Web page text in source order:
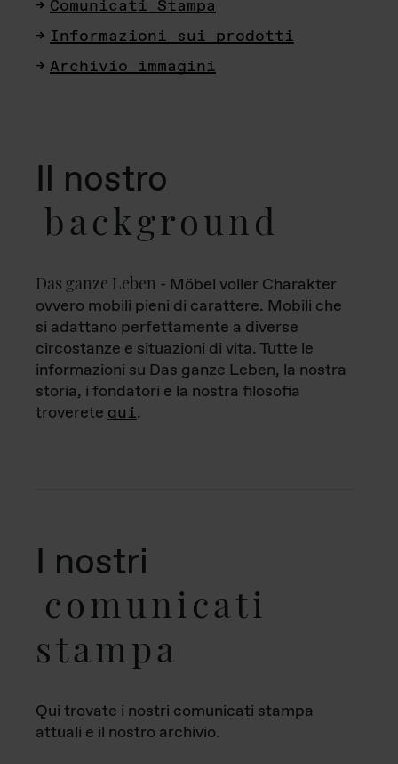
Comunicati Stampa
Informazioni sui prodotti
Archivio immagini
Il nostro
background
Das ganze Leben - Möbel voller Charakter
ovvero mobili pieni di carattere. Mobili che
si adattano perfettamente a diverse
circostanze e situazioni di vita. Tutte le
informazioni su Das ganze Leben, la nostra
storia, i fondatori e la nostra filosofia
troverete qui.
I nostri
comunicati
stampa
Qui trovate i nostri comunicati stampa
attuali e il nostro archivio.